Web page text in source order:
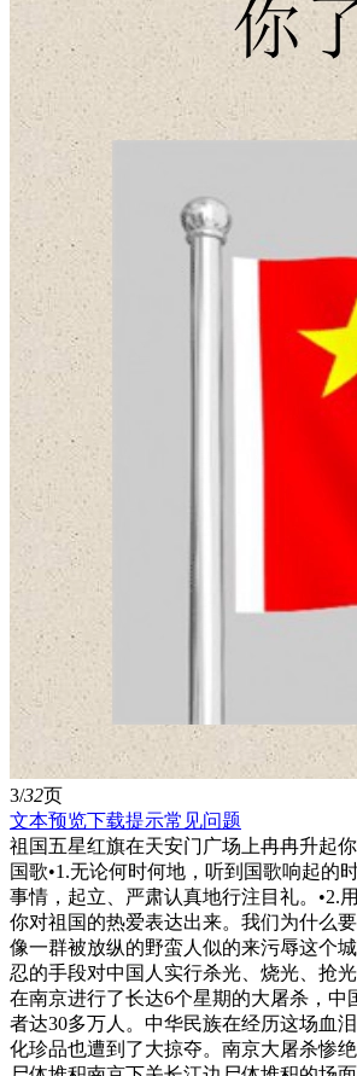
3/32页
文本预览下载提示常见问题
祖国五星红旗在天安门广场上冉冉升起
国歌•1.无论何时何地，听到国歌响起的
事情，起立、严肃认真地行注目礼。•2.
你对祖国的热爱表达出来。我们为什么
像一群被放纵的野蛮人似的来污辱这个
忍的手段对中国人实行杀光、烧光、抢
在南京进行了长达6个星期的大屠杀，中
者达30多万人。中华民族在经历这场血
化珍品也遭到了大掠夺。南京大屠杀惨